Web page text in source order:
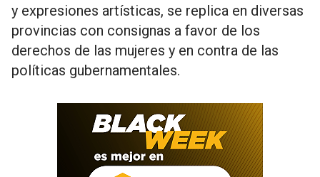
y expresiones artísticas, se replica en diversas
provincias con consignas a favor de los
derechos de las mujeres y en contra de las
políticas gubernamentales.